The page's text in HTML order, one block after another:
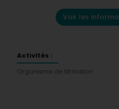
Voir les
Activités :
Organisme de titrisation